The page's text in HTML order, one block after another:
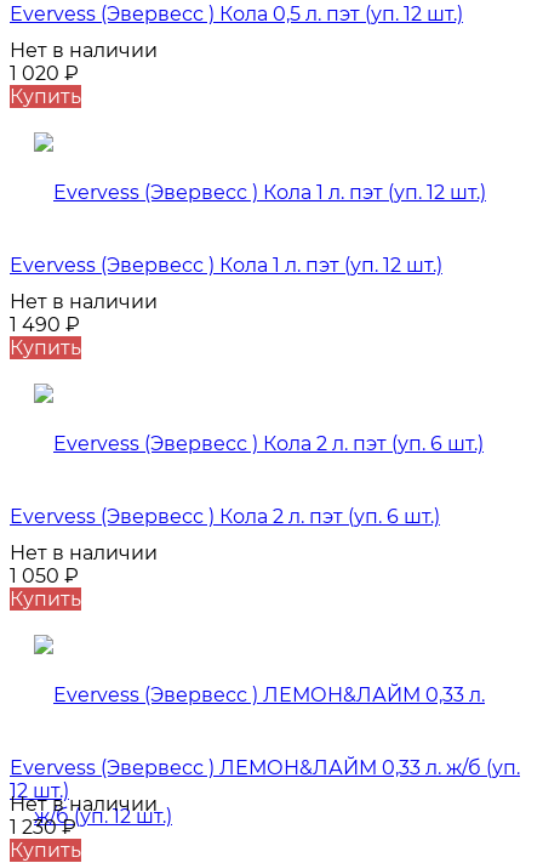
Evervess (Эвервесс ) Кола 0,5 л. пэт (уп. 12 шт.)
Нет в наличии
1 020 ₽
Купить
Evervess (Эвервесс ) Кола 1 л. пэт (уп. 12 шт.)
Нет в наличии
1 490 ₽
Купить
Evervess (Эвервесс ) Кола 2 л. пэт (уп. 6 шт.)
Нет в наличии
1 050 ₽
Купить
Evervess (Эвервесс ) ЛЕМОН&ЛАЙМ 0,33 л. ж/б (уп.
12 шт.)
Нет в наличии
1 230₽
Купить